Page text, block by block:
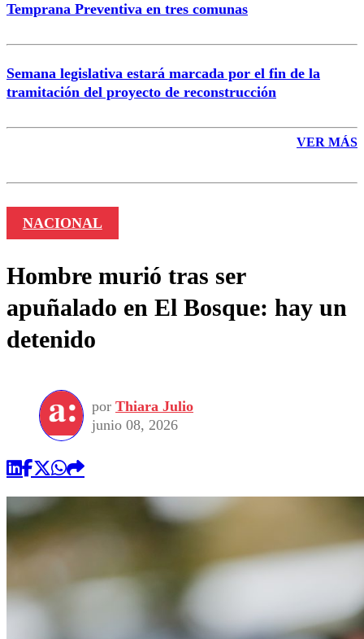
Temprana Preventiva en tres comunas
Semana legislativa estará marcada por el fin de la
tramitación del proyecto de reconstrucción
VER MÁS
NACIONAL
Hombre murió tras ser
apuñalado en El Bosque: hay un
detenido
por Thiara Julio
junio 08, 2026